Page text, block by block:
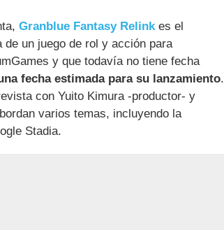
Granblue Fantasy Relinkes el
un juego de rol y acción para
y que todavía no tiene fecha
fecha estimada para su lanzamiento.
con Yuito Kimura -productor- y
varios temas, incluyendo la
Stadia.